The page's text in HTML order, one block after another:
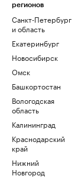
регионов
Санкт-Петербург
и область
Екатеринбург
Новосибирск
Омск
Башкортостан
Вологодская
область
Калининград
Краснодарский
край
Нижний
Новгород